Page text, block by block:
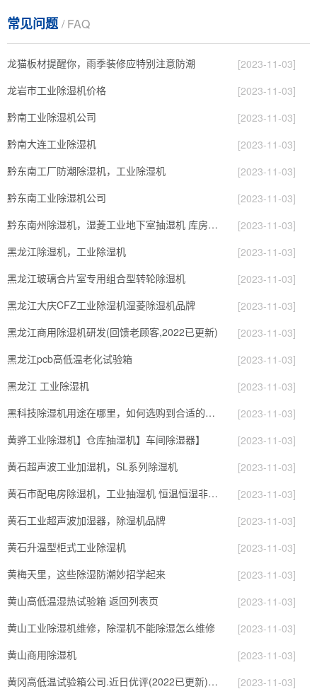
常见问题/ FAQ
龙猫板材提醒你，雨季装修应特别注意防潮
[2023-11-03]
龙岩市工业除湿机价格
[2023-11-03]
黔南工业除湿机公司
[2023-11-03]
黔南大连工业除湿机
[2023-11-03]
黔东南工厂防潮除湿机，工业除湿机
[2023-11-03]
黔东南工业除湿机公司
[2023-11-03]
黔东南州除湿机，湿菱工业地下室抽湿机 库房配电房除湿器
[2023-11-03]
黑龙江除湿机，工业除湿机
[2023-11-03]
黑龙江玻璃合片室专用组合型转轮除湿机
[2023-11-03]
黑龙江大庆CFZ工业除湿机湿菱除湿机品牌
[2023-11-03]
黑龙江商用除湿机研发(回馈老顾客,2022已更新)
[2023-11-03]
黑龙江pcb高低温老化试验箱
[2023-11-03]
黑龙江 工业除湿机
[2023-11-03]
黑科技除湿机用途在哪里，如何选购到合适的工业除湿机
[2023-11-03]
黄骅工业除湿机】仓库抽湿机】车间除湿器】
[2023-11-03]
黄石超声波工业加湿机，SL系列除湿机
[2023-11-03]
黄石市配电房除湿机，工业抽湿机 恒温恒湿非标机器
[2023-11-03]
黄石工业超声波加湿器，除湿机品牌
[2023-11-03]
黄石升温型柜式工业除湿机
[2023-11-03]
黄梅天里，这些除湿防潮妙招学起来
[2023-11-03]
黄山高低温湿热试验箱 返回列表页
[2023-11-03]
黄山工业除湿机维修，除湿机不能除湿怎么维修
[2023-11-03]
黄山商用除湿机
[2023-11-03]
黄冈高低温试验箱公司.近日优评(2022已更新)(今日／对比)
[2023-11-03]